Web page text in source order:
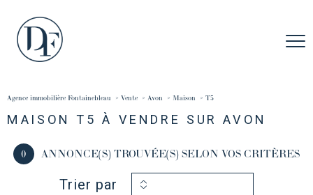
Agence immobilière Fontainebleau Vente Avon Maison t5
MAISON T5 À VENDRE SUR AVON
0 ANNONCE(S) TROUVÉE(S) SELON VOS CRITÈRES
Trier par